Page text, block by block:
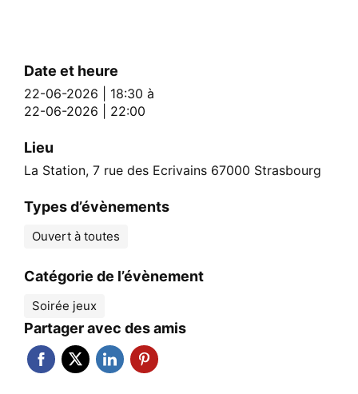
Date et heure
22-06-2026 | 18:30 à
22-06-2026 | 22:00
Lieu
La Station, 7 rue des Ecrivains 67000 Strasbourg
Types d’évènements
Ouvert à toutes
Catégorie de l’évènement
Soirée jeux
Partager avec des amis